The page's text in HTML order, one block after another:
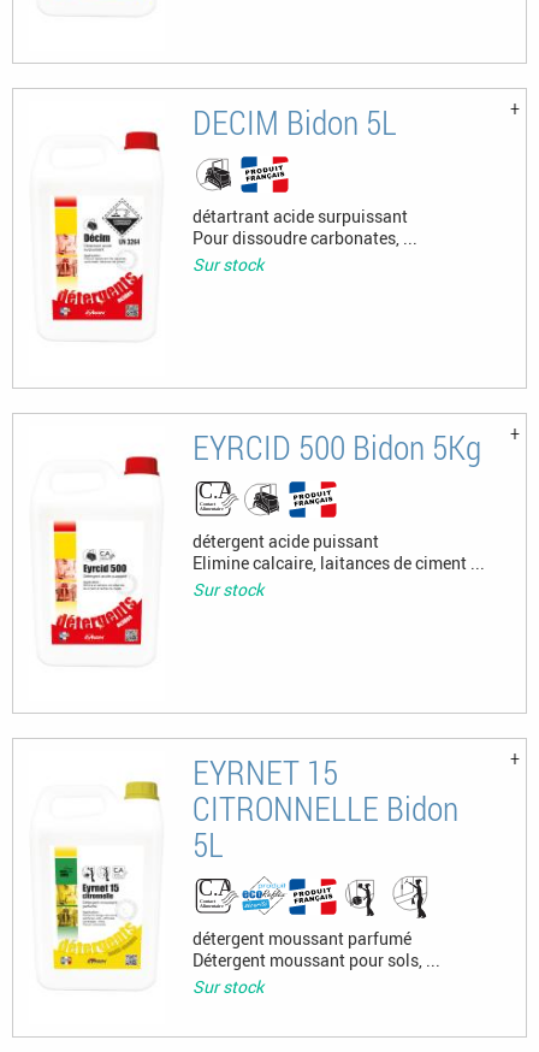
DECIM Bidon 5L
détartrant acide surpuissant
Pour dissoudre carbonates, ...
Sur stock
EYRCID 500 Bidon 5Kg
détergent acide puissant
Elimine calcaire, laitances de ciment ...
Sur stock
EYRNET 15
CITRONNELLE Bidon
5L
détergent moussant parfumé
Détergent moussant pour sols, ...
Sur stock